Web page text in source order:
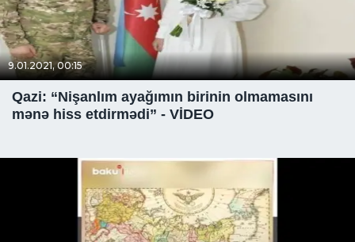
9.01.2021, 00:15
Qazi: “Nişanlım ayağımın birinin olmamasını
mənə hiss etdirmədi” - VİDEO